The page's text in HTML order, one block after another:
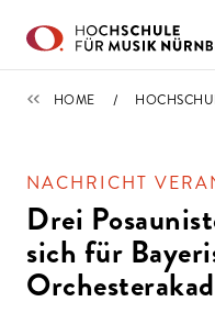
IMPORTIERT
HOME
NACHRICHT
Drei
sich für